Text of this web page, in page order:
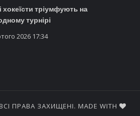
хокеїсти тріумфують на
турнірі
2026 17:34
ПРАВА ЗАХИЩЕНІ. MADE WITH